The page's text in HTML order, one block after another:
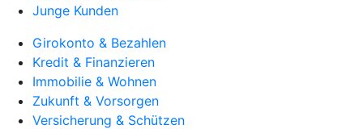
Junge Kunden
Girokonto & Bezahlen
Kredit & Finanzieren
Immobilie & Wohnen
Zukunft & Vorsorgen
Versicherung & Schützen